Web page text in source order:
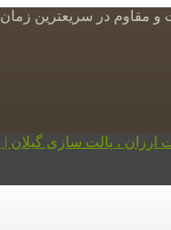
و مقاوم در سریعترین زمان